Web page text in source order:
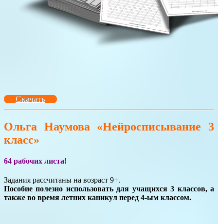
Скачать
Ольга Наумова «Нейросписывание 3
класс»
64 рабочих листа!
Задания рассчитаны на возраст 9+.
Пособие полезно использовать для учащихся 3 классов, а
также во время летних каникул перед 4-ым классом.